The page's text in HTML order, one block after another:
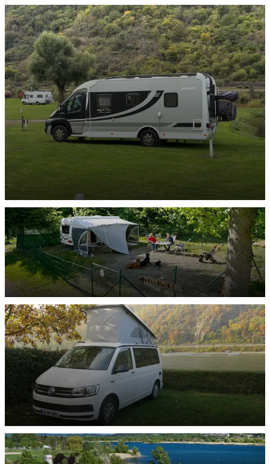
Wohnwagen-Stellplätze
ENTDECKEN
Reisemobil-Stellplätze
ENTDECKEN
Hunde-Stellplätze
ENTDECKEN
Bulli-Stellplätze